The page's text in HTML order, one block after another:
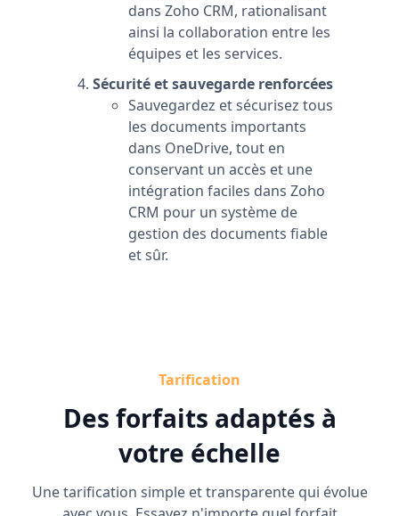
dans Zoho CRM, rationalisant
ainsi la collaboration entre les
équipes et les services.
Sécurité et sauvegarde renforcées
Sauvegardez et sécurisez tous
les documents importants
dans OneDrive, tout en
conservant un accès et une
intégration faciles dans Zoho
CRM pour un système de
gestion des documents fiable
et sûr.
Tarification
Des forfaits adaptés à
votre échelle
Une tarification simple et transparente qui évolue